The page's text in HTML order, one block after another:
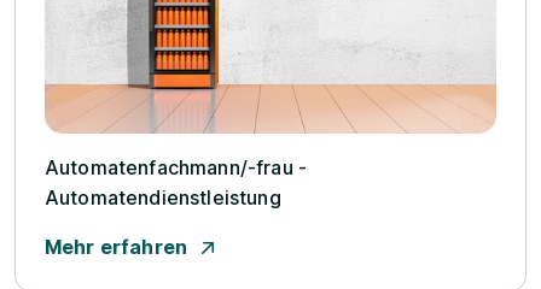
Automatenfachmann/­-frau -
Automatendienstleistung
Mehr erfahren